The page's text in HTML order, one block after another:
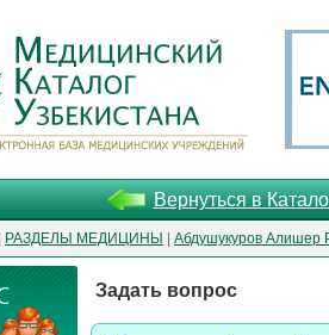
Вернуться в
РАЗДЕЛЫ МЕДИЦИНЫ Абдушукуров Алишер
Задать вопрос